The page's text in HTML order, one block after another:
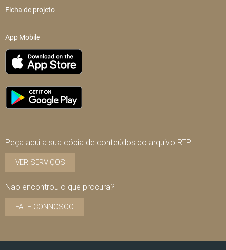
Ficha de projeto
App Mobile
Peça aqui a sua cópia de conteúdos do arquivo RTP
VER SERVIÇOS
Não encontrou o que procura?
FALE CONNOSCO